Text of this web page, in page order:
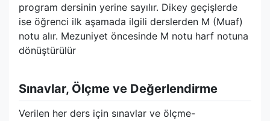
program dersinin yerine sayılır. Dikey geçişlerde
ise öğrenci ilk aşamada ilgili derslerden M (Muaf)
notu alır. Mezuniyet öncesinde M notu harf notuna
dönüştürülür
Sınavlar, Ölçme ve Değerlendirme
Verilen her ders için sınavlar ve ölçme-